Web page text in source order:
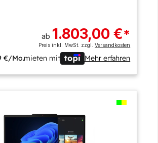
ab 1.803,00 €*
Preis inkl. MwSt. zzgl.Versandkosten
€/Mo.mieten mit Mehr erfahren